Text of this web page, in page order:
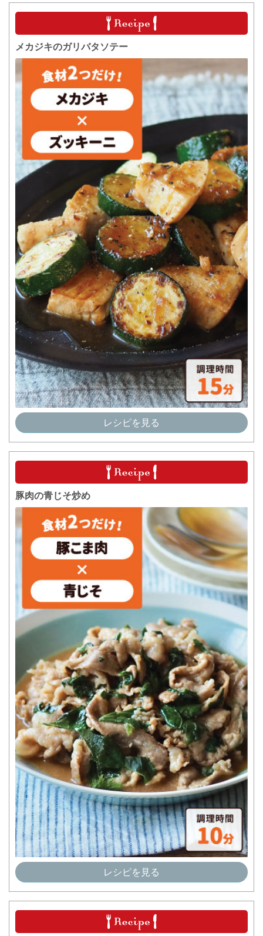
メカジキのガリバタソテー
レシピを見る
豚肉の青じそ炒め
レシピを見る